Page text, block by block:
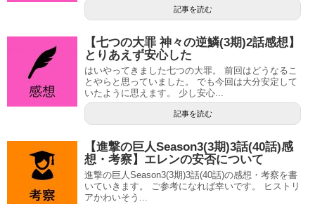
記事を読む
【七つの大罪 神々の逆鱗(3期)2話感想】
とりあえず安心した
はいやってきました七つの大罪。 前回はどうなるこ
とやらと思っていました。 でも今回は大分安定して
いたように思えます。 少し安心...
記事を読む
【進撃の巨人Season3(3期)3話(40話)感
想・考察】エレンの安否について
進撃の巨人Season3(3期)3話(40話)の感想・考察を書
いていきます。 ご参考になれば幸いです。 ヒストリ
アかわいそう...